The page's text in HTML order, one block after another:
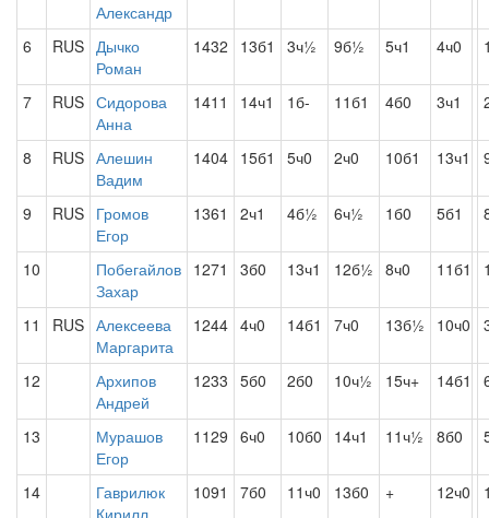
Александр
6 RUS Дычко
Роман
1432 13б1 3ч½ 9б½ 5ч1 4ч0
7 RUS Сидорова
Анна
1411 14ч1 1б- 11б1 4б0 3ч1
8 RUS Алешин
Вадим
1404 15б1 5ч0 2ч0 10б1 13ч1
9 RUS Громов
Егор
1361 2ч1 4б½ 6ч½ 1б0 5б1
10
Побегайлов
Захар
1271 3б0 13ч1 12б½ 8ч0 11б1
11 RUS Алексеева
Маргарита
1244 4ч0 14б1 7ч0 13б½ 10ч0
12
Архипов
Андрей
1233 5б0 2б0 10ч½ 15ч+ 14б1
13
Мурашов
Егор
1129 6ч0 10б0 14ч1 11ч½ 8б0
14
Гаврилюк
Кирилл
1091 7б0 11ч0 13б0 + 12ч0